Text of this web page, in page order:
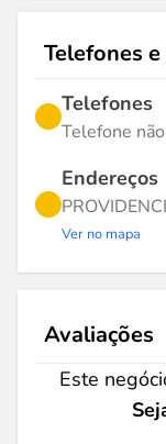
Telefones
Telefones
Telefone
Endereços
Ver no mapa
Avaliações
Este